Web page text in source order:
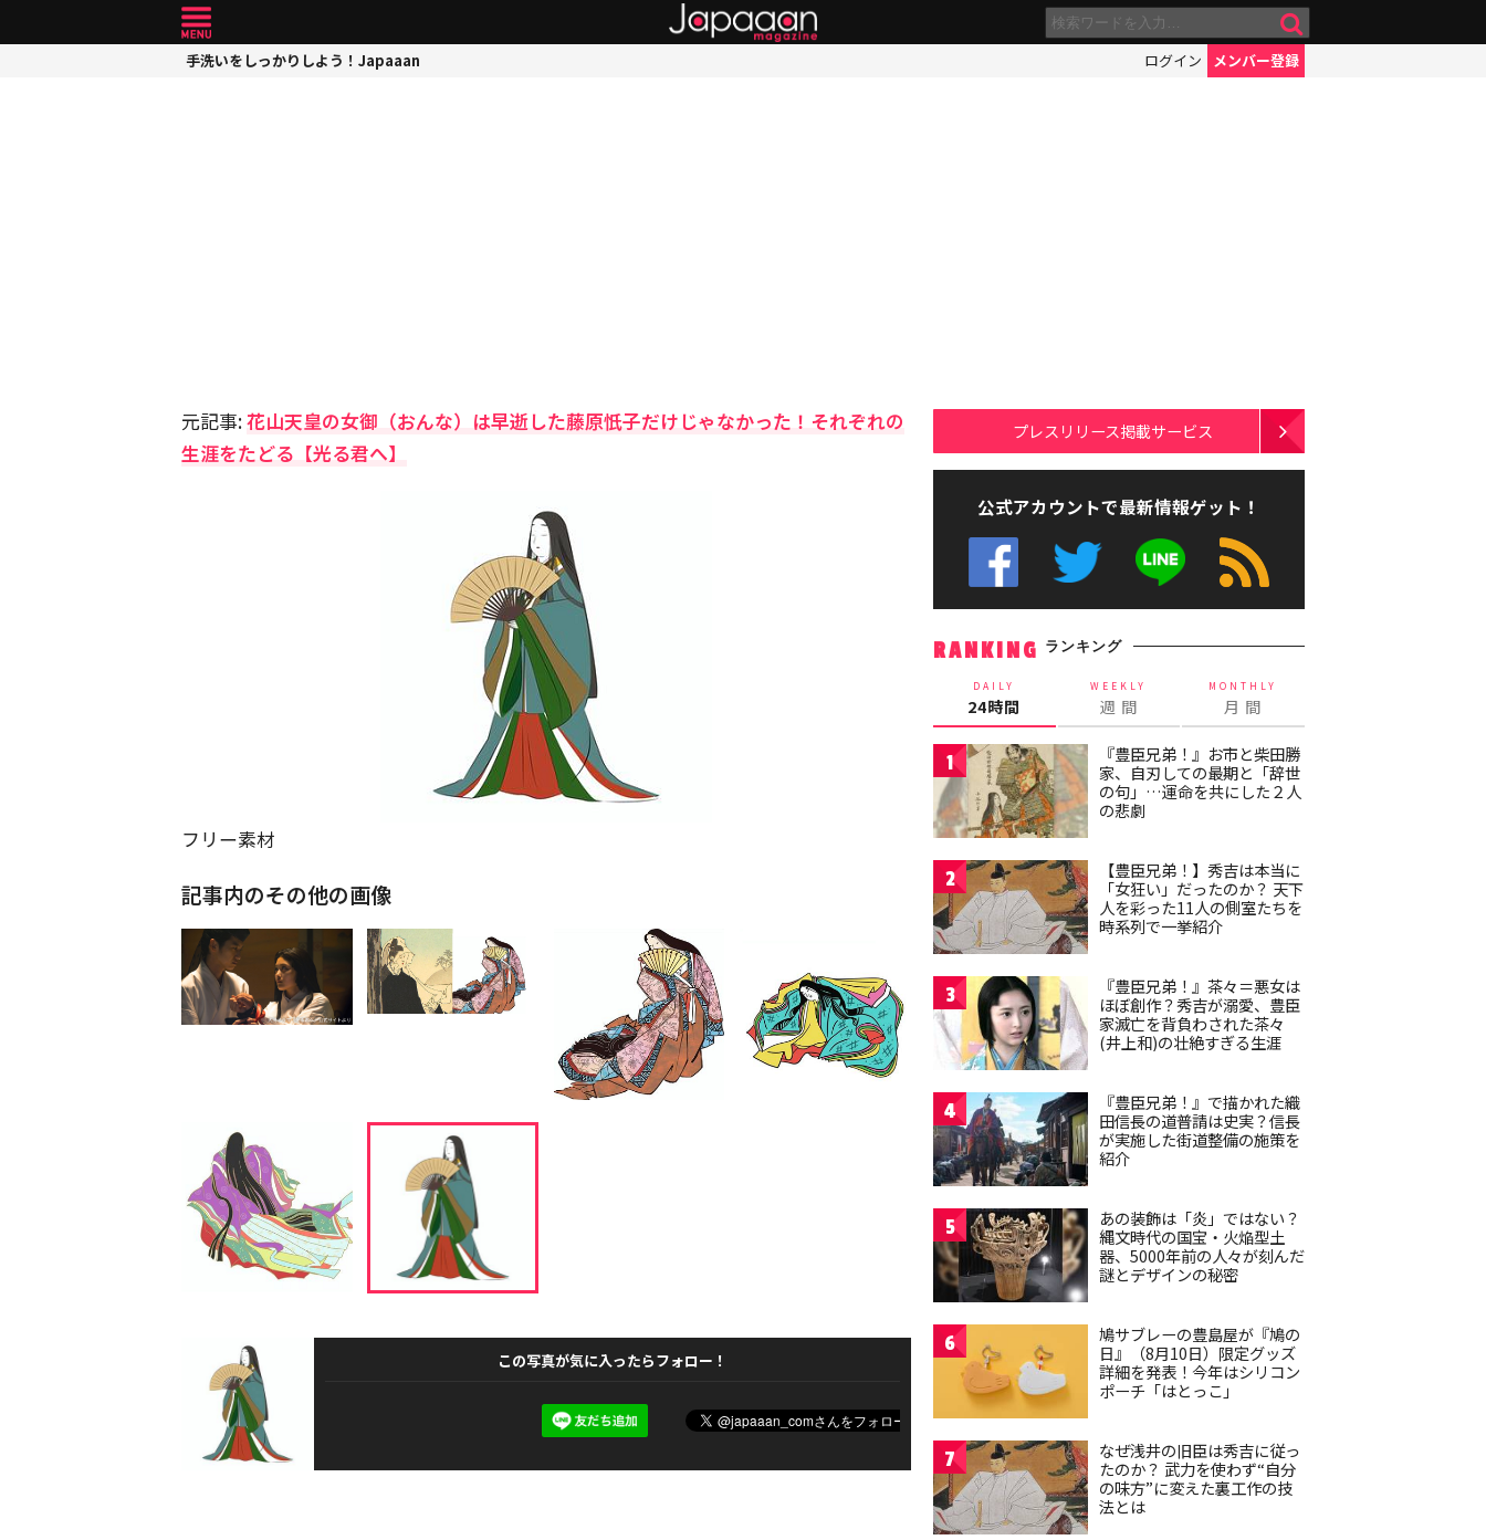
手洗いをしっかりしよう！Japaaan ログイン メンバー登録
元記事:花山天皇の女御（おんな）は早逝した藤原忯子だけじゃなかった！それぞれの
生涯をたどる【光る君へ】
フリー素材
記事内のその他の画像
この写真が気に入ったらフォロー！
プレスリリース掲載サービス
公式アカウントで最新情報ゲット！
RANKING ランキング
DAILY
24時間
WEEKLY
週 間
MONTHLY
月 間
1
『豊臣兄弟！』お市と柴田勝
家、自刃しての最期と「辞世
の句」…運命を共にした２人
の悲劇
2
【豊臣兄弟！】秀吉は本当に
「女狂い」だったのか？ 天下
人を彩った11人の側室たちを
時系列で一挙紹介
3
『豊臣兄弟！』茶々＝悪女は
ほぼ創作？秀吉が溺愛、豊臣
家滅亡を背負わされた茶々
(井上和)の壮絶すぎる生涯
4
『豊臣兄弟！』で描かれた織
田信長の道普請は史実？信長
が実施した街道整備の施策を
紹介
5
あの装飾は「炎」ではない？
縄文時代の国宝・火焔型土
器、5000年前の人々が刻んだ
謎とデザインの秘密
6
鳩サブレーの豊島屋が『鳩の
日』（8月10日）限定グッズ
詳細を発表！今年はシリコン
ポーチ「はとっこ」
7
なぜ浅井の旧臣は秀吉に従っ
たのか？ 武力を使わず“自分
の味方”に変えた裏工作の技
法とは